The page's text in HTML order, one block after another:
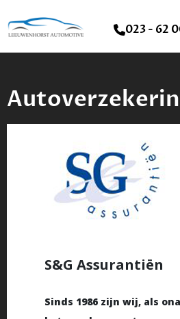
023 - 62